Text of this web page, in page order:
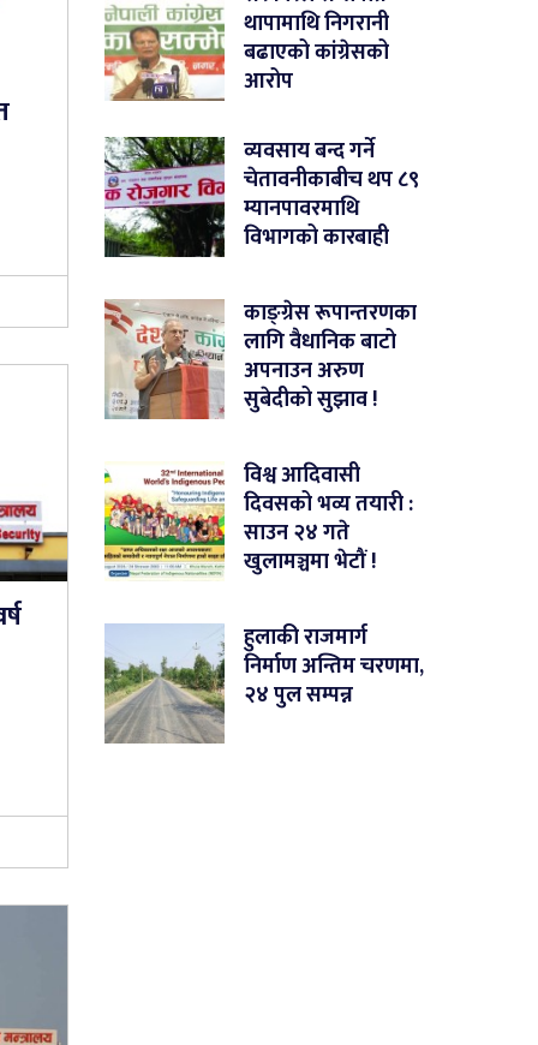
थापामाथि निगरानी
बढाएको कांग्रेसको
आरोप
व्यवसाय बन्द गर्ने
चेतावनीकाबीच थप ८९
म्यानपावरमाथि
विभागको कारबाही
काङ्ग्रेस रूपान्तरणका
लागि वैधानिक बाटो
अपनाउन अरुण
सुबेदीको सुझाव !
विश्व आदिवासी
दिवसको भव्य तयारी :
साउन २४ गते
खुलामञ्चमा भेटौं !
हुलाकी राजमार्ग
निर्माण अन्तिम चरणमा,
२४ पुल सम्पन्न